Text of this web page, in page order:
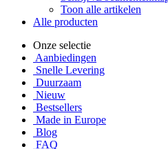
Toon alle artikelen
Alle producten
Onze selectie
Aanbiedingen
Snelle Levering
Duurzaam
Nieuw
Bestsellers
Made in Europe
Blog
FAQ